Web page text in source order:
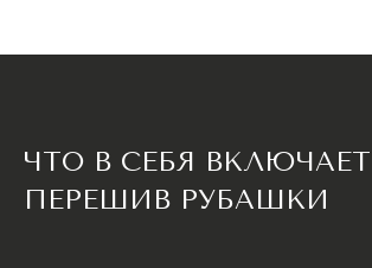
ЧТО В СЕБЯ ВКЛЮЧАЕТ
ПЕРЕШИВ РУБАШКИ